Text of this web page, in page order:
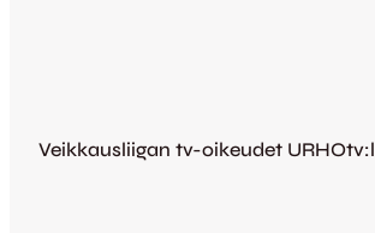
Veikkausliigan tv-oikeudet